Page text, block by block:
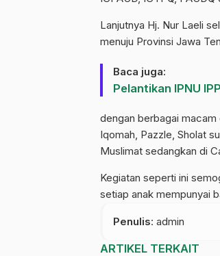
Lanjutnya Hj. Nur Laeli
menuju Provinsi Jawa
Baca juga:
Pelantikan IPNU
dengan berbagai macam
Iqomah, Pazzle, Sholat
Muslimat sedangkan di
Kegiatan seperti ini
setiap anak mempunyai
Penulis: admin
ARTIKEL TERKAIT